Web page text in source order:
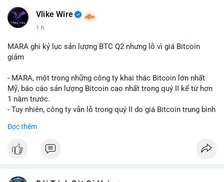
#vlikevn #titanbot
📰 Nguồn: CoinDesk
Vlike Wire
1 h
MARA ghi kỷ lục sản lượng BTC Q2 nhưng lỗ vì giá Bitcoin
giảm
- MARA, một trong những công ty khai thác Bitcoin lớn nhất
Mỹ, báo cáo sản lượng Bitcoin cao nhất trong quý II kể từ hơn
1 năm trước.
- Tuy nhiên, công ty vẫn lỗ trong quý II do giá Bitcoin trung bình
- Sự tăng sản lượng không đủ bù đắp cho sự suy giảm giá trị
Đọc thêm